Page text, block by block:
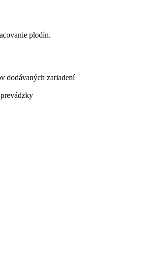
plodín.
dodávaných zariadení